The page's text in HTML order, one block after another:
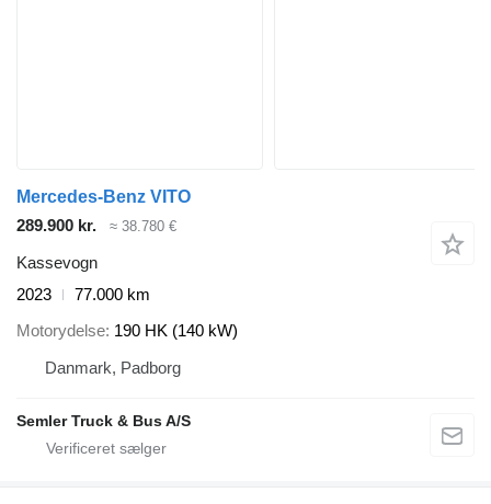
Mercedes-Benz VITO
289.900 kr.
≈ 38.780 €
Kassevogn
2023
77.000 km
Motorydelse 190 HK (140 kW)
Danmark, Padborg
Semler Truck & Bus A/S